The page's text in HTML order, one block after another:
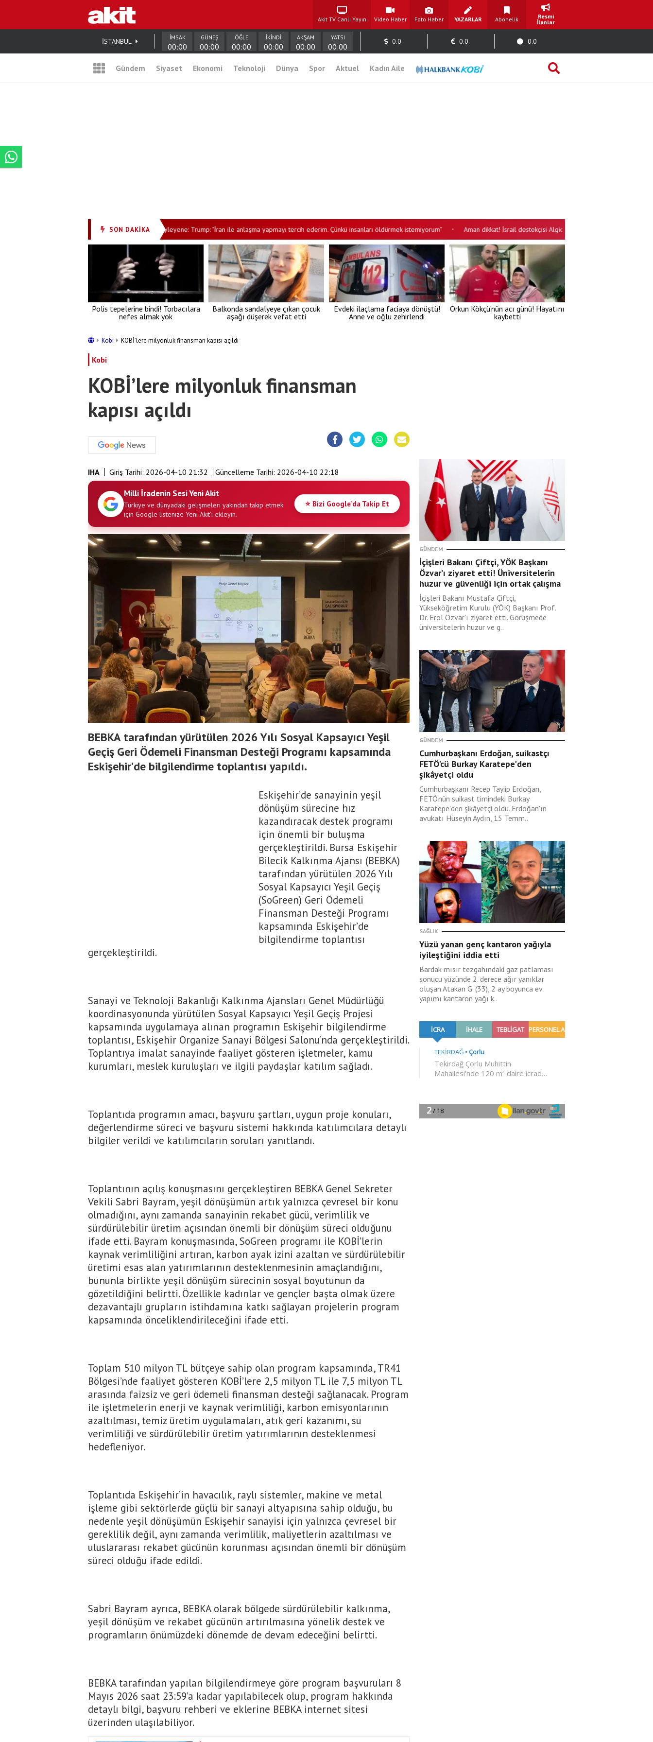
Akit TV Canlı Yayın Video Haber Foto Haber YAZARLAR Abonelik
Resmi
İlanlar
İSTANBUL İMSAK
00:00
GÜNEŞ
00:00
ÖĞLE
00:00
İKİNDİ
00:00
AKŞAM
00:00
YATSI
00:00
0.0 0.0 0.0
Gündem Siyaset Ekonomi Teknoloji Dünya Spor Aktuel Kadın Aile
SON DAKİKA
• Bak şu söyleyene: Trump: "İran ile anlaşma yapmayı tercih ederim. Çünkü insanları öldürmek istemiyorum" • Aman dikkat! İsrail destekçisi Algida 'bizim usta' adında yerli görünümlü
Polis tepelerine bindi! Torbacılara
nefes almak yok
Balkonda sandalyeye çıkan çocuk
aşağı düşerek vefat etti
Evdeki ilaçlama faciaya dönüştü!
Anne ve oğlu zehirlendi
Orkun Kökçü’nün acı günü! Hayatını
kaybetti
Kobi KOBİ’lere milyonluk finansman kapısı açıldı
Kobi
KOBİ’lere milyonluk finansman
kapısı açıldı
IHA Giriş Tarihi: 2026-04-10 21:32 Güncelleme Tarihi: 2026-04-10 22:18
Milli İradenin Sesi Yeni Akit
Türkiye ve dünyadaki gelişmeleri yakından takip etmek
için Google listenize Yeni Akit'i ekleyin.
⭐ Bizi Google'da Takip Et
BEBKA tarafından yürütülen 2026 Yılı Sosyal Kapsayıcı Yeşil
Geçiş Geri Ödemeli Finansman Desteği Programı kapsamında
Eskişehir’de bilgilendirme toplantısı yapıldı.
Eskişehir’de sanayinin yeşil
dönüşüm sürecine hız
kazandıracak destek programı
için önemli bir buluşma
gerçekleştirildi. Bursa Eskişehir
Bilecik Kalkınma Ajansı (BEBKA)
tarafından yürütülen 2026 Yılı
Sosyal Kapsayıcı Yeşil Geçiş
(SoGreen) Geri Ödemeli
Finansman Desteği Programı
kapsamında Eskişehir’de
bilgilendirme toplantısı
gerçekleştirildi.
Sanayi ve Teknoloji Bakanlığı Kalkınma Ajansları Genel Müdürlüğü
koordinasyonunda yürütülen Sosyal Kapsayıcı Yeşil Geçiş Projesi
kapsamında uygulamaya alınan programın Eskişehir bilgilendirme
toplantısı, Eskişehir Organize Sanayi Bölgesi Salonu’nda gerçekleştirildi.
Toplantıya imalat sanayinde faaliyet gösteren işletmeler, kamu
kurumları, meslek kuruluşları ve ilgili paydaşlar katılım sağladı.
Toplantıda programın amacı, başvuru şartları, uygun proje konuları,
değerlendirme süreci ve başvuru sistemi hakkında katılımcılara detaylı
bilgiler verildi ve katılımcıların soruları yanıtlandı.
Toplantının açılış konuşmasını gerçekleştiren BEBKA Genel Sekreter
Vekili Sabri Bayram, yeşil dönüşümün artık yalnızca çevresel bir konu
olmadığını, aynı zamanda sanayinin rekabet gücü, verimlilik ve
sürdürülebilir üretim açısından önemli bir dönüşüm süreci olduğunu
ifade etti. Bayram konuşmasında, SoGreen programı ile KOBİ’lerin
kaynak verimliliğini artıran, karbon ayak izini azaltan ve sürdürülebilir
üretimi esas alan yatırımlarının desteklenmesinin amaçlandığını,
bununla birlikte yeşil dönüşüm sürecinin sosyal boyutunun da
gözetildiğini belirtti. Özellikle kadınlar ve gençler başta olmak üzere
dezavantajlı grupların istihdamına katkı sağlayan projelerin program
kapsamında önceliklendirileceğini ifade etti.
Toplam 510 milyon TL bütçeye sahip olan program kapsamında, TR41
Bölgesi’nde faaliyet gösteren KOBİ’lere 2,5 milyon TL ile 7,5 milyon TL
arasında faizsiz ve geri ödemeli finansman desteği sağlanacak. Program
ile işletmelerin enerji ve kaynak verimliliği, karbon emisyonlarının
azaltılması, temiz üretim uygulamaları, atık geri kazanımı, su
verimliliği ve sürdürülebilir üretim yatırımlarının desteklenmesi
hedefleniyor.
Toplantıda Eskişehir’in havacılık, raylı sistemler, makine ve metal
işleme gibi sektörlerde güçlü bir sanayi altyapısına sahip olduğu, bu
nedenle yeşil dönüşümün Eskişehir sanayisi için yalnızca çevresel bir
gereklilik değil, aynı zamanda verimlilik, maliyetlerin azaltılması ve
uluslararası rekabet gücünün korunması açısından önemli bir dönüşüm
süreci olduğu ifade edildi.
Sabri Bayram ayrıca, BEBKA olarak bölgede sürdürülebilir kalkınma,
yeşil dönüşüm ve rekabet gücünün artırılmasına yönelik destek ve
programların önümüzdeki dönemde de devam edeceğini belirtti.
BEBKA tarafından yapılan bilgilendirmeye göre program başvuruları 8
Mayıs 2026 saat 23:59’a kadar yapılabilecek olup, program hakkında
detaylı bilgi, başvuru rehberi ve eklerine BEBKA internet sitesi
üzerinden ulaşılabiliyor.
GÜNDEM
İçişleri Bakanı Çiftçi, YÖK Başkanı
Özvar’ı ziyaret etti! Üniversitelerin
huzur ve güvenliği için ortak çalışma
İçişleri Bakanı Mustafa Çiftçi,
Yükseköğretim Kurulu (YÖK) Başkanı Prof.
Dr. Erol Özvar'ı ziyaret etti. Görüşmede
üniversitelerin huzur ve g..
GÜNDEM
Cumhurbaşkanı Erdoğan, suikastçı
FETÖ'cü Burkay Karatepe'den
şikâyetçi oldu
Cumhurbaşkanı Recep Tayiip Erdoğan,
FETÖ'nün suikast timindeki Burkay
Karatepe'den şikâyetçi oldu. Erdoğan'ın
avukatı Hüseyin Aydın, 15 Temm..
SAĞLIK
Yüzü yanan genç kantaron yağıyla
iyileştiğini iddia etti
Bardak mısır tezgahındaki gaz patlaması
sonucu yüzünde 2. derece ağır yanıklar
oluşan Atakan G. (33), 2 ay boyunca ev
yapımı kantaron yağı k..